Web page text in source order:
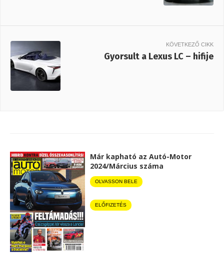
KÖVETKEZŐ CIKK
Gyorsult a Lexus LC – hifije
Már kapható az Autó-Motor
2024/Március száma
OLVASSON BELE
ELŐFIZETÉS